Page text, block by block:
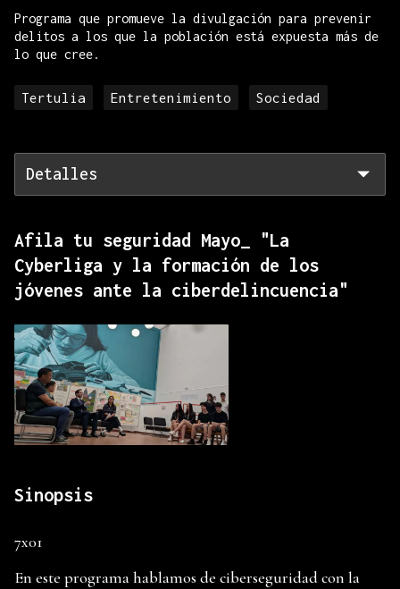
Programa que promueve la divulgación para prevenir
delitos a los que la población está expuesta más de
lo que cree.
Tertulia Entretenimiento Sociedad
Detalles
Afila tu seguridad Mayo_ "La
Cyberliga y la formación de los
jóvenes ante la ciberdelincuencia"
Sinopsis
7x01
En este programa hablamos de ciberseguridad con la